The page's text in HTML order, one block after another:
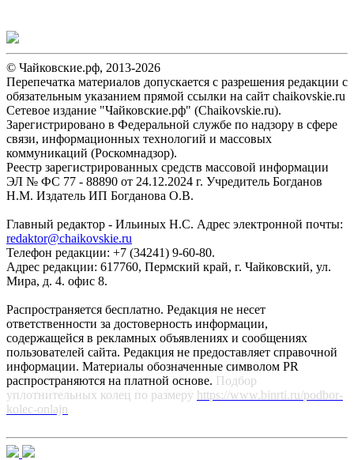
© Чайковские.рф, 2013-2026
Перепечатка материалов допускается с разрешения редакции с
обязательным указанием прямой ссылки на сайт chaikovskie.ru
Сетевое издание "Чайковские.рф" (Chaikovskie.ru).
Зарегистрировано в Федеральной службе по надзору в сфере
связи, информационных технологий и массовых
коммуникаций (Роскомнадзор).
Реестр зарегистрированных средств массовой информации
ЭЛ № ФС 77 - 88890 от 24.12.2024 г. Учредитель Богданов
Н.М. Издатель ИП Богданова О.В.
Главный редактор - Ильиных Н.С. Адрес электронной почты:
redaktor@chaikovskie.ru
Телефон редакции: +7 (34241) 9-60-80.
Адрес редакции: 617760, Пермский край, г. Чайковский, ул.
Мира, д. 4. офис 8.
Распространяется бесплатно. Редакция не несет
ответственности за достоверность информации,
содержащейся в рекламных объявлениях и сообщениях
пользователей сайта. Редакция не предоставляет справочной
информации. Материалы обозначенные символом PR
распространяются на платной основе. Подбор
уплотнительных колец по размеру https://www.binrti.ru/podbor-
kolec-onlajn